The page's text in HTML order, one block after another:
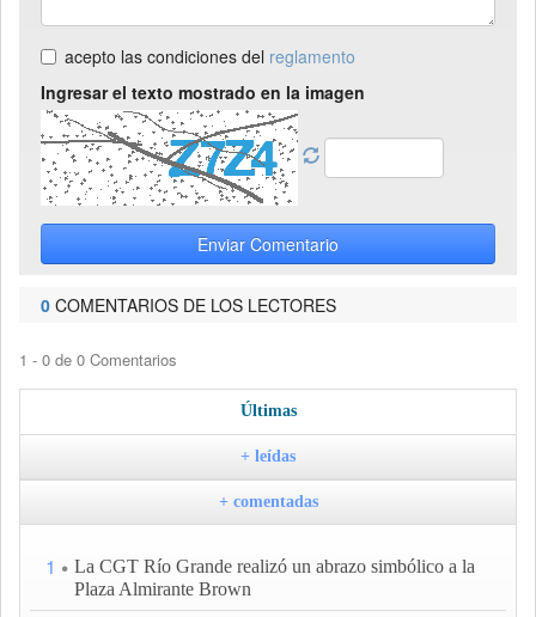
acepto las condiciones del reglamento
Ingresar el texto mostrado en la imagen
Enviar Comentario
0 COMENTARIOS DE LOS LECTORES
1 - 0 de 0 Comentarios
Últimas
+ leídas
+ comentadas
1
La CGT Río Grande realizó un abrazo simbólico a la
Plaza Almirante Brown